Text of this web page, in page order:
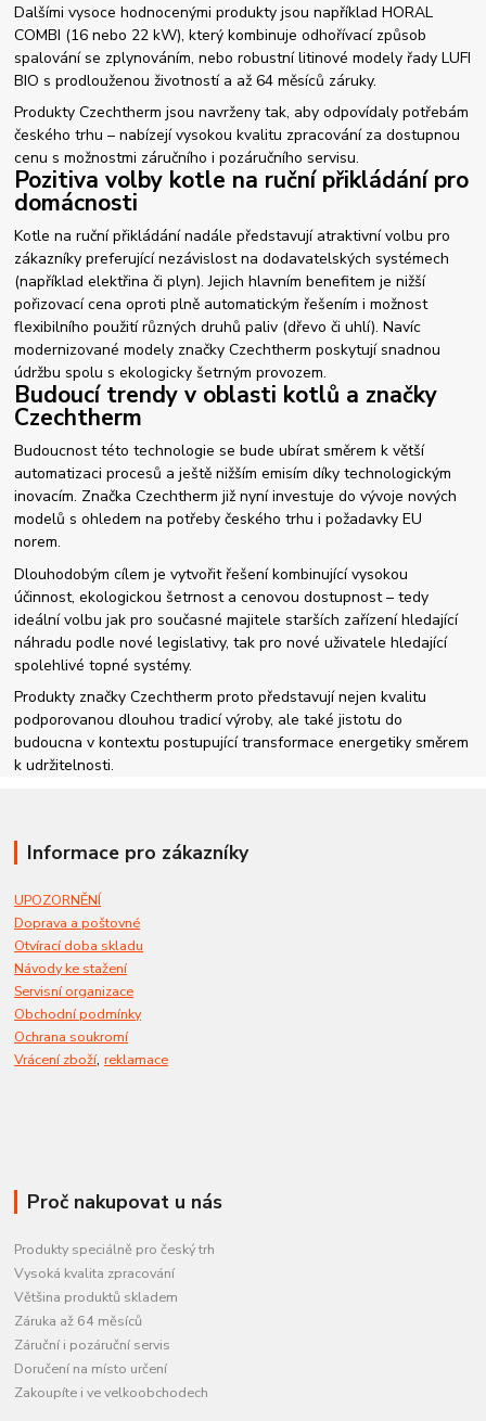
Dalšími vysoce hodnocenými produkty jsou například HORAL
COMBI (16 nebo 22 kW), který kombinuje odhořívací způsob
spalování se zplynováním, nebo robustní litinové modely řady LUFI
BIO s prodlouženou životností a až 64 měsíců záruky.
Produkty Czechtherm jsou navrženy tak, aby odpovídaly potřebám
českého trhu – nabízejí vysokou kvalitu zpracování za dostupnou
cenu s možnostmi záručního i pozáručního servisu.
Pozitiva volby kotle na ruční přikládání pro
domácnosti
Kotle na ruční přikládání nadále představují atraktivní volbu pro
zákazníky preferující nezávislost na dodavatelských systémech
(například elektřina či plyn). Jejich hlavním benefitem je nižší
pořizovací cena oproti plně automatickým řešením i možnost
flexibilního použití různých druhů paliv (dřevo či uhlí). Navíc
modernizované modely značky Czechtherm poskytují snadnou
údržbu spolu s ekologicky šetrným provozem.
Budoucí trendy v oblasti kotlů a značky
Czechtherm
Budoucnost této technologie se bude ubírat směrem k větší
automatizaci procesů a ještě nižším emisím díky technologickým
inovacím. Značka Czechtherm již nyní investuje do vývoje nových
modelů s ohledem na potřeby českého trhu i požadavky EU
norem.
Dlouhodobým cílem je vytvořit řešení kombinující vysokou
účinnost, ekologickou šetrnost a cenovou dostupnost – tedy
ideální volbu jak pro současné majitele starších zařízení hledající
náhradu podle nové legislativy, tak pro nové uživatele hledající
spolehlivé topné systémy.
Produkty značky Czechtherm proto představují nejen kvalitu
podporovanou dlouhou tradicí výroby, ale také jistotu do
budoucna v kontextu postupující transformace energetiky směrem
k udržitelnosti.
Informace pro zákazníky
UPOZORNĚNÍ
Doprava a poštovné
Otvírací doba skladu
Návody ke stažení
Servisní organizace
Obchodní podmínky
Ochrana soukromí
Vrácení zboží,reklamace
Proč nakupovat u nás
Produkty speciálně pro český trh
Vysoká kvalita zpracování
Většina produktů skladem
Záruka až 64 měsíců
Záruční i pozáruční servis
Doručení na místo určení
Zakoupíte i ve velkoobchodech